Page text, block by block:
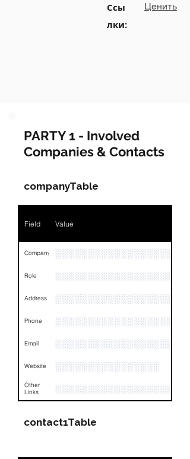
Ссы
лки:
Ценить
PARTY 1 - Involved
Companies & Contacts
companyTable
Field Value
Company
Role
Address
Phone
Email
Website ░░░░░░░░░░░░░░░░
Other
Links
contact1Table